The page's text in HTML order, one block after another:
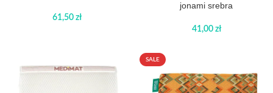
61,50 zł
jonami srebra
41,00 zł
SALE